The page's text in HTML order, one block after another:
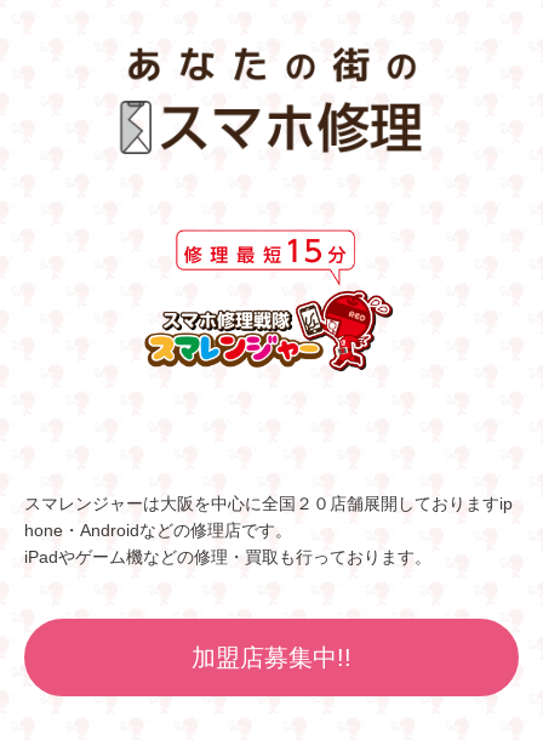
スマレンジャーは大阪を中心に全国２０店舗展開しておりますip
hone・Androidなどの修理店です。
iPadやゲーム機などの修理・買取も行っております。
加盟店募集中!!